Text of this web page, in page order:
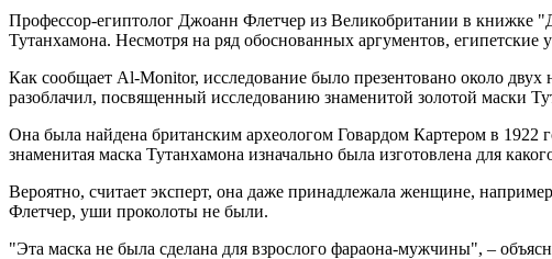
Профессор-египтолог Джоанн Флетчер из Великобритании в книжке
Тутанхамона. Несмотря на ряд обоснованных аргументов,
Как сообщает Al-Monitor, исследование было презентовано около
разоблачил, посвященный исследованию знаменитой золотой маски
Она была найдена британским археологом Говардом Картером в 1922
знаменитая маска Тутанхамона изначально была изготовлена для
Вероятно, считает эксперт, она даже принадлежала женщине,
Флетчер, уши проколоты не были.
"Эта маска не была сделана для взрослого фараона-мужчины", –